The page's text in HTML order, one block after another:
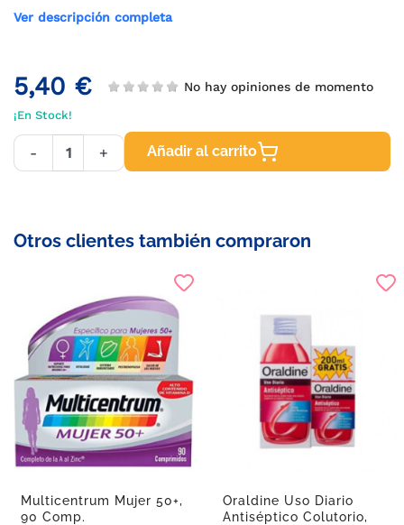
Ver descripción completa
5,40 € No hay opiniones de momento
¡En Stock!
- + Añadir al carrito
Otros clientes también compraron
Multicentrum Mujer 50+,
90 Comp.
Oraldine Uso Diario
Antiséptico Colutorio,